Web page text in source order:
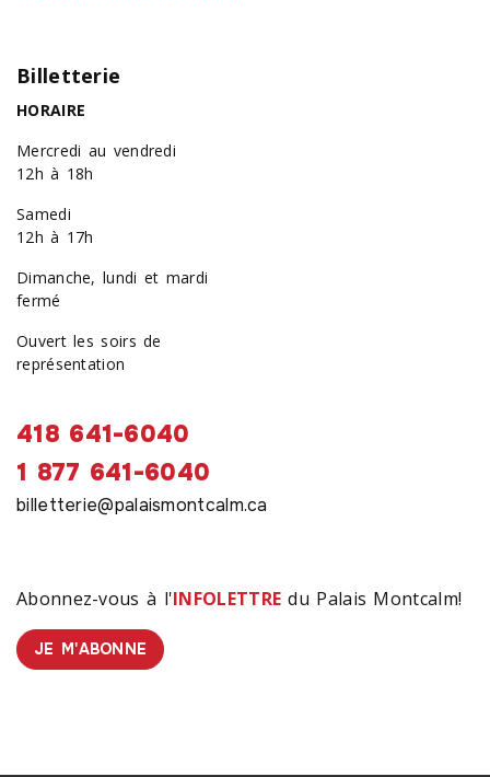
Abonnez-vous à l'INFOLETTRE du Palais Montcalm!
JE M'ABONNE
Billetterie
HORAIRE
Mercredi au vendredi
12h à 18h
Samedi
12h à 17h
Dimanche, lundi et mardi
fermé
Ouvert les soirs de
représentation
418 641-6040
1 877 641-6040
billetterie@palaismontcalm.ca